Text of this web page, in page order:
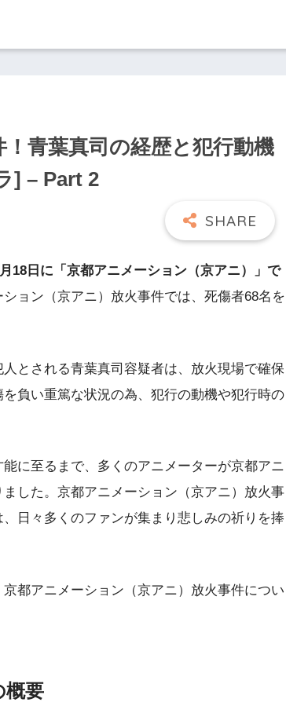
青葉真司の経歴と犯行動機
] – Part 2
18日に「京都アニメーション（京アニ）」で
ョン（京アニ）放火事件では、死傷者68名を
とされる青葉真司容疑者は、放火現場で確保
負い重篤な状況の為、犯行の動機や犯行時の
に至るまで、多くのアニメーターが京都アニ
した。京都アニメーション（京アニ）放火事
日々多くのファンが集まり悲しみの祈りを捧
都アニメーション（京アニ）放火事件につい
概要